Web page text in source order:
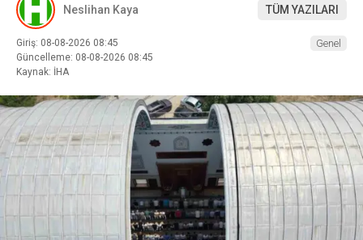
Neslihan Kaya TÜM YAZILARI
Giriş: 08-08-2026 08:45
Güncelleme: 08-08-2026 08:45
Kaynak: İHA
Genel